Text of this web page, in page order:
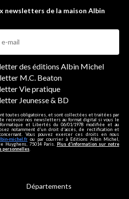
newsletters de la maison Albin
des éditions Albin Michel
M.C. Beaton
Vie pratique
Jeunesse & BD
toutes obligatoires, et sont collectées et traitées par
recevoir nos newsletters au format digital si vous le
et Libertés du 06/01/1978 modifiée et au
notamment d'un droit d'accès, de rectification et
Vous pouvez exercer ces droits en nous
michel.fr ou par courrier à Editions Albin Michel,
Huyghens, 75014 Paris. Plus d’information sur notre
personnelles
Départements